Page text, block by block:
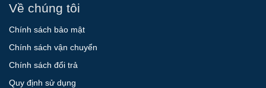
Về chúng tôi
Chính sách bảo mật
Chính sách vận chuyển
Chính sách đổi trả
Quy định sử dụng